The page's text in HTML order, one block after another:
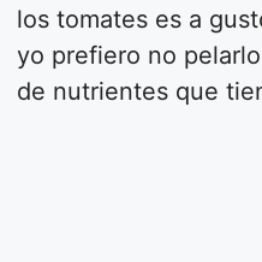
los tomates es a
yo prefiero no
de nutrientes que